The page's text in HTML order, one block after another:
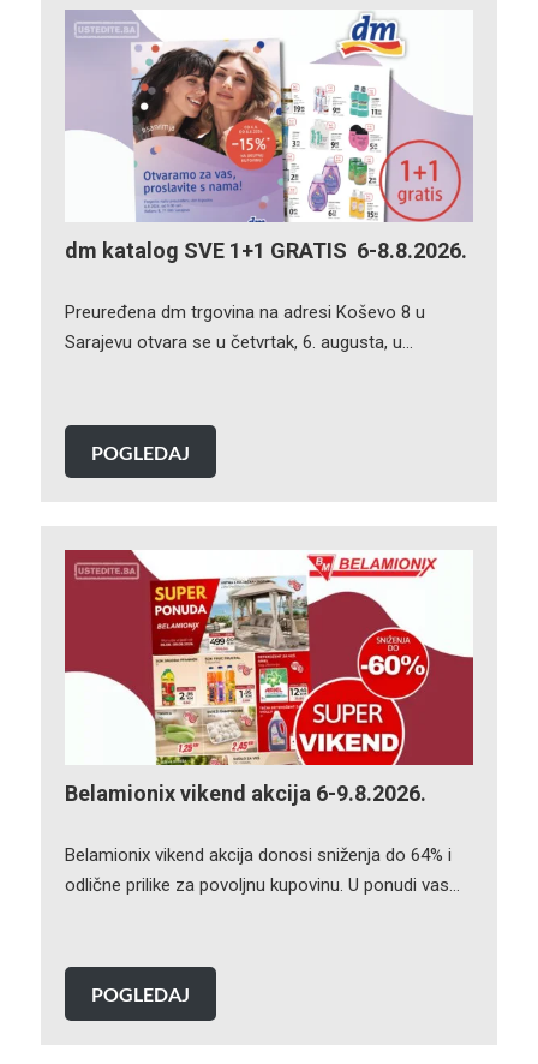
dm katalog SVE 1+1 GRATIS 6-8.8.2026.
Preuređena dm trgovina na adresi Koševo 8 u
Sarajevu otvara se u četvrtak, 6. augusta, u…
POGLEDAJ
Belamionix vikend akcija 6-9.8.2026.
Belamionix vikend akcija donosi sniženja do 64% i
odlične prilike za povoljnu kupovinu. U ponudi vas…
POGLEDAJ